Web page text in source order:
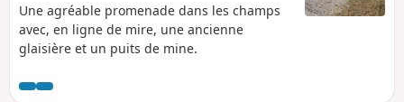
Une agréable promenade dans les champs
avec, en ligne de mire, une ancienne
glaisière et un puits de mine.